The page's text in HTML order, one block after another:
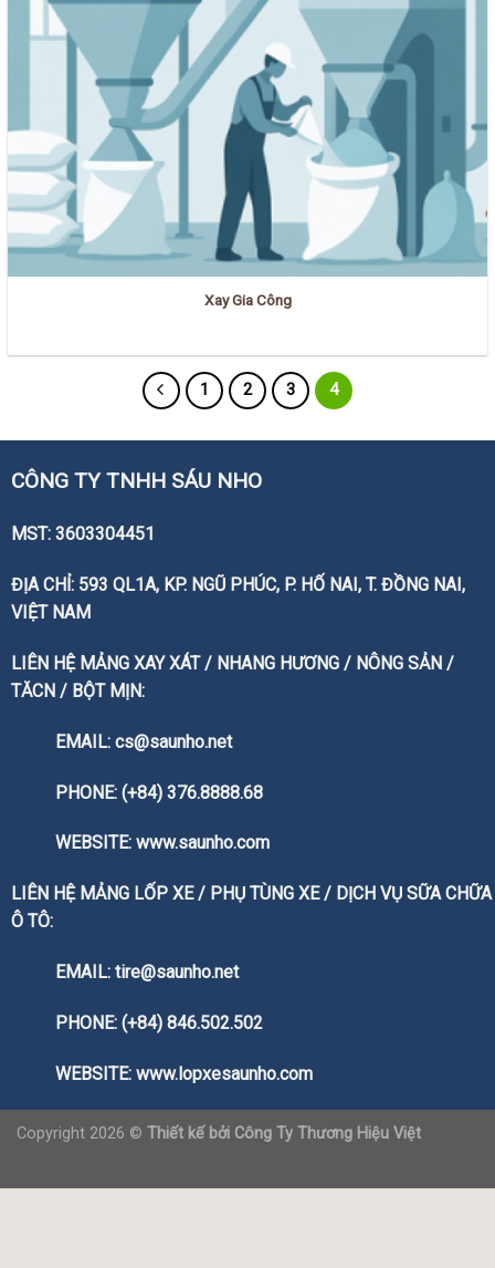
Xay Gia Công
1 2 3 4
CÔNG TY TNHH SÁU NHO
MST: 3603304451
ĐỊA CHỈ: 593 QL1A, KP. NGŨ PHÚC, P. HỐ NAI, T. ĐỒNG NAI,
VIỆT NAM
LIÊN HỆ MẢNG XAY XÁT / NHANG HƯƠNG / NÔNG SẢN /
TĂCN / BỘT MỊN:
EMAIL: cs@saunho.net
PHONE: (+84) 376.8888.68
WEBSITE: www.saunho.com
LIÊN HỆ MẢNG LỐP XE / PHỤ TÙNG XE / DỊCH VỤ SỮA CHỮA
Ô TÔ:
EMAIL: tire@saunho.net
PHONE: (+84) 846.502.502
WEBSITE: www.lopxesaunho.com
Copyright 2026 © Thiết kế bởi Công Ty Thương Hiệu Việt